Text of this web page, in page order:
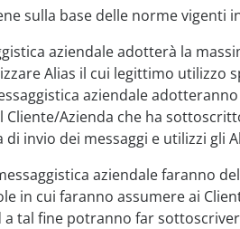
sulla base delle norme vigenti
aziendale adotterà la
Alias il cui legittimo utilizzo
aziendale
Azienda che ha
invio dei messaggi e utilizzi gli
aziendale faranno
in cui faranno assumere ai
tal fine potranno far